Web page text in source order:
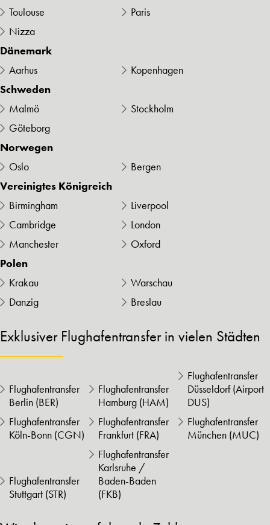
Toulouse
Paris
Nizza
Dänemark
Aarhus
Kopenhagen
Schweden
Malmö
Stockholm
Göteborg
Norwegen
Oslo
Bergen
Vereinigtes Königreich
Birmingham
Liverpool
Cambridge
London
Manchester
Oxford
Polen
Krakau
Warschau
Danzig
Breslau
Exklusiver Flughafentransfer in vielen Städten
Flughafentransfer
Berlin (BER)
Flughafentransfer
Hamburg (HAM)
Flughafentransfer
Düsseldorf (Airport
DUS)
Flughafentransfer
Köln-Bonn (CGN)
Flughafentransfer
Frankfurt (FRA)
Flughafentransfer
München (MUC)
Flughafentransfer
Stuttgart (STR)
Flughafentransfer
Karlsruhe /
Baden-Baden
(FKB)